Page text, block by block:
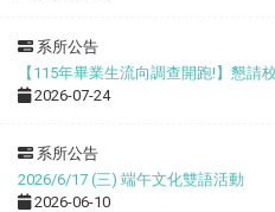
系所公告
【115年畢業生流向調查開跑!】懇請
2026-07-24
系所公告
2026/6/17 (三) 端午文化雙語活動
2026-06-10